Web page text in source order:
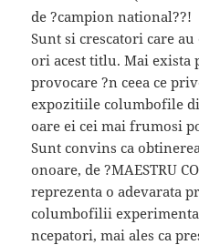
de ?campion national??!
Sunt si crescatori care
ori acest titlu. Mai exista
provocare ?n ceea ce
expozitiile columbofile
oare ei cei mai frumosi
Sunt convins ca
onoare, de ?MAESTRU
reprezenta o adevarata
columbofilii
ncepatori, mai ales ca